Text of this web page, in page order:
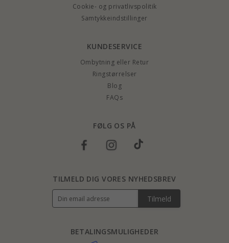
Cookie- og privatlivspolitik
Samtykkeindstillinger
KUNDESERVICE
Ombytning eller Retur
Ringstørrelser
Blog
FAQs
FØLG OS PÅ
BETALINGSMULIGHEDER
TILMELD DIG VORES NYHEDSBREV
Tilmeld